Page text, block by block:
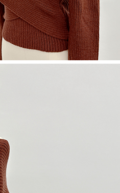
bil, anda boleh memilih untuk
/ Kedai rasmi Taiwan
J街口 / iPASS MONEY" dan
"Taiwan Mobile Co., Ltd." untuk
syarikat ini untuk membayar bil
akan memberikan maklumat peribadi
kepada Taiwan Mobile untuk
untuk pengesahan,
diperlukan untuk bil ansuran oleh
secara lengkap melalui